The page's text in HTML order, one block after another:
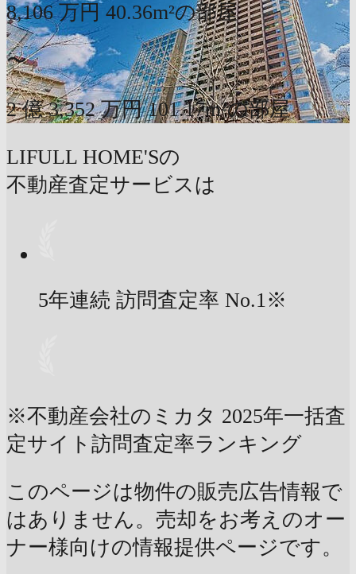
8,106 万円 40.36m²の部屋
〜
2 億 3,352 万円 101.17m²の部屋
LIFULL HOME'Sの
不動産査定サービスは
5年連続 訪問査定率 No.1※
※不動産会社のミカタ 2025年一括査
定サイト訪問査定率ランキング
このページは物件の販売広告情報で
はありません。売却をお考えのオー
ナー様向けの情報提供ページです。